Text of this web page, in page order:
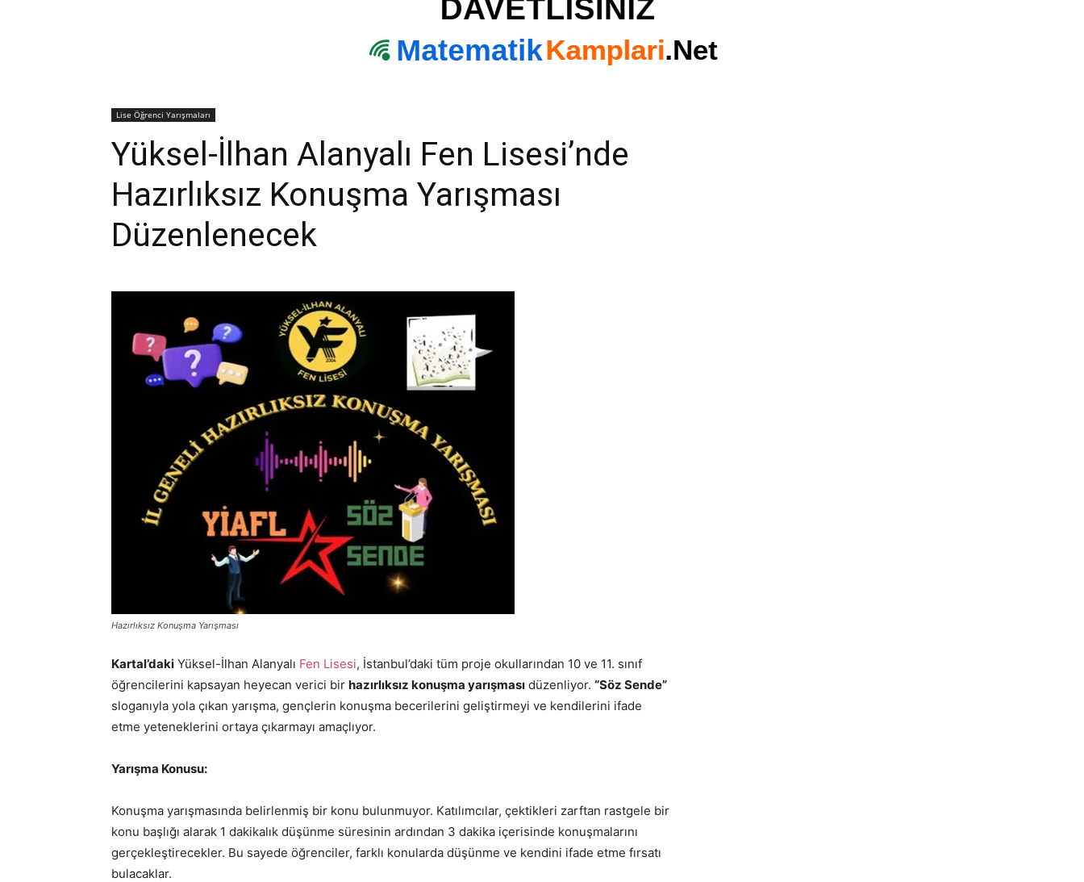
Lise Öğrenci Yarışmaları
Yüksel-İlhan Alanyalı Fen Lisesi’nde
Hazırlıksız Konuşma Yarışması
Düzenlenecek
Hazırlıksız Konuşma Yarışması
Kartal’daki Yüksel-İlhan Alanyalı Fen Lisesi, İstanbul’daki tüm proje okullarından 10 ve 11. sınıf
öğrencilerini kapsayan heyecan verici bir hazırlıksız konuşma yarışması düzenliyor. “Söz Sende”
sloganıyla yola çıkan yarışma, gençlerin konuşma becerilerini geliştirmeyi ve kendilerini ifade
etme yeteneklerini ortaya çıkarmayı amaçlıyor.
Yarışma Konusu:
Konuşma yarışmasında belirlenmiş bir konu bulunmuyor. Katılımcılar, çektikleri zarftan rastgele bir
konu başlığı alarak 1 dakikalık düşünme süresinin ardından 3 dakika içerisinde konuşmalarını
gerçekleştirecekler. Bu sayede öğrenciler, farklı konularda düşünme ve kendini ifade etme fırsatı
bulacaklar.